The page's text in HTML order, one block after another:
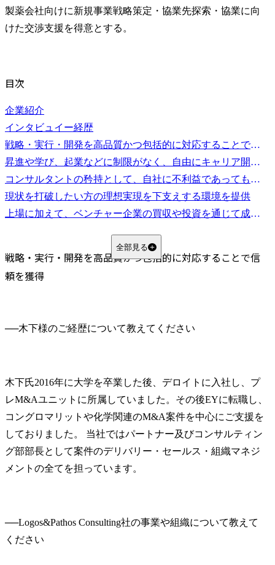
製薬会社向けに新規事業戦略策定・協業先探索・協業に向
目次
企業紹介
インタビュイー経歴
戦略・実行・開発を高品質かつ包括的に対応することで信頼を獲得
昇進や学び、起業などに制限がなく、自由にキャリア開拓に挑戦できる環境がある
コンサルタントの矜持として、自社に不利益であっても論理的に進むべき方針を提案
現状を打破したい方の理想実現を下支えする環境を提供
上場に加えて、ベンチャー企業の買収や投資を通じて成長を加速
全部見る
戦略・実行・開発を高品質かつ包括的に対応することで信
頼を獲得
──
木下氏2016年に大学を卒業した後、デロイトに入社し、プ
レM&Aユニットに所属していました。その後EYに転職し、
コングロマリットや化学関連のM&A案件を中心にご支援を
しておりました。 当社ではパートナー及びコンサルティン
グ部部長として案件のデリバリー・セールス・組織マネジ
メントの全てを担っています。
──Logos&Pathos Consulting社の事業や組織について教えて